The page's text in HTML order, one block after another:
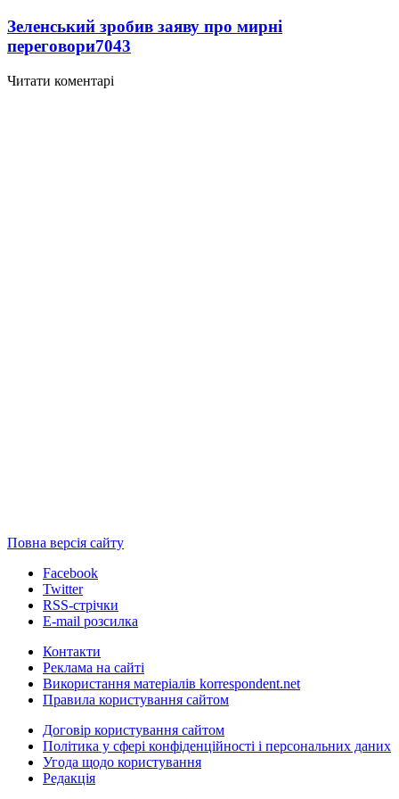
Зеленський зробив заяву про мирні
переговори7043
Читати коментарі
Повна версія сайту
Facebook
Twitter
RSS-стрічки
E-mail розсилка
Контакти
Реклама на сайті
Використання матеріалів korrespondent.net
Правила користування сайтом
Договір користування сайтом
Політика у сфері конфіденційності і персональних даних
Угода щодо користування
Редакція